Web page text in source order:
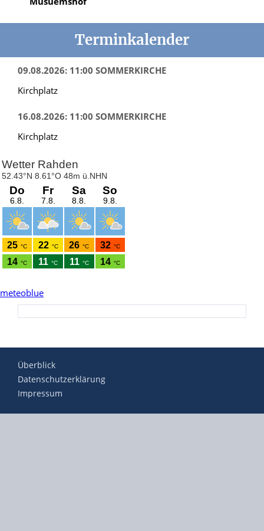
Terminkalender
09.08.2026: 11:00 SOMMERKIRCHE
Kirchplatz
16.08.2026: 11:00 SOMMERKIRCHE
Kirchplatz
meteoblue
Überblick
Datenschutzerklärung
Impressum